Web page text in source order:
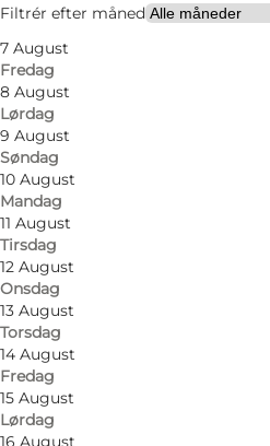
Filtrér efter måned
7 August
Fredag
8 August
Lørdag
9 August
Søndag
10 August
Mandag
11 August
Tirsdag
12 August
Onsdag
13 August
Torsdag
14 August
Fredag
15 August
Lørdag
16 August
Venner, Min partner, Mig
Butikken indeholder en
bageriudsalg, en køddisk,
velassorteret vin afdeling.
Butikken har også tips &
og medicinudlevering.
Man kan ved butikken
benzin.